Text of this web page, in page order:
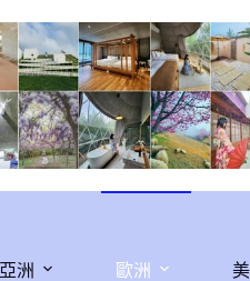
亞洲 歐洲